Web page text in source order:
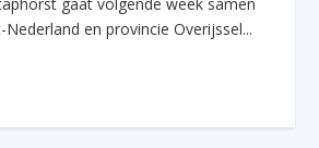
en provincie Overijssel...